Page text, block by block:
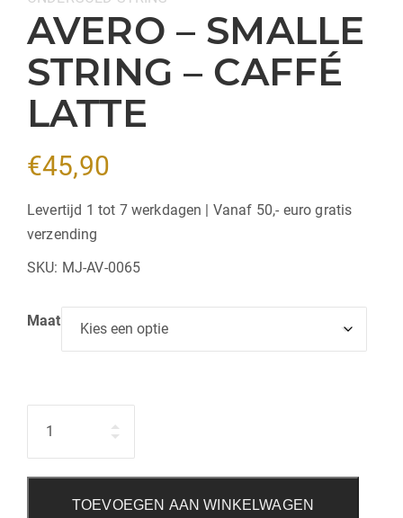
AVERO – SMALLE
STRING – CAFFÉ
LATTE
€45,90
Levertijd 1 tot 7 werkdagen | Vanaf 50,- euro gratis
verzending
SKU: MJ-AV-0065
Maat
TOEVOEGEN AAN WINKELWAGEN